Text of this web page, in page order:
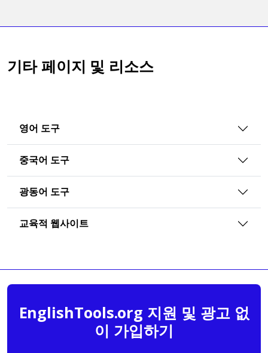
기타 페이지 및 리소스
영어 도구
중국어 도구
광동어 도구
교육적 웹사이트
EnglishTools.org 지원 및 광고 없
이 가입하기